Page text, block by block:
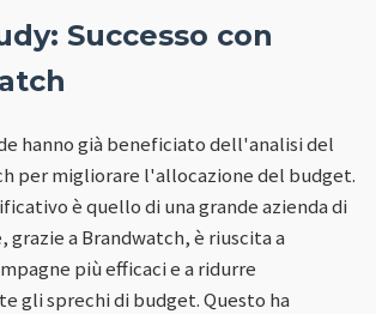
Successo con
hanno già beneficiato dell'analisi del
per migliorare l'allocazione del budget.
è quello di una grande azienda di
grazie a Brandwatch, è riuscita a
più efficaci e a ridurre
gli sprechi di budget. Questo ha